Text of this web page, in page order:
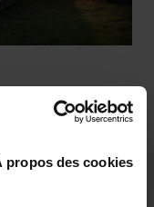
propos des cookies
SAINT